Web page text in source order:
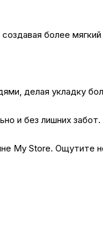
более
делая укладку
и без лишних забот.
My Store. Ощутите